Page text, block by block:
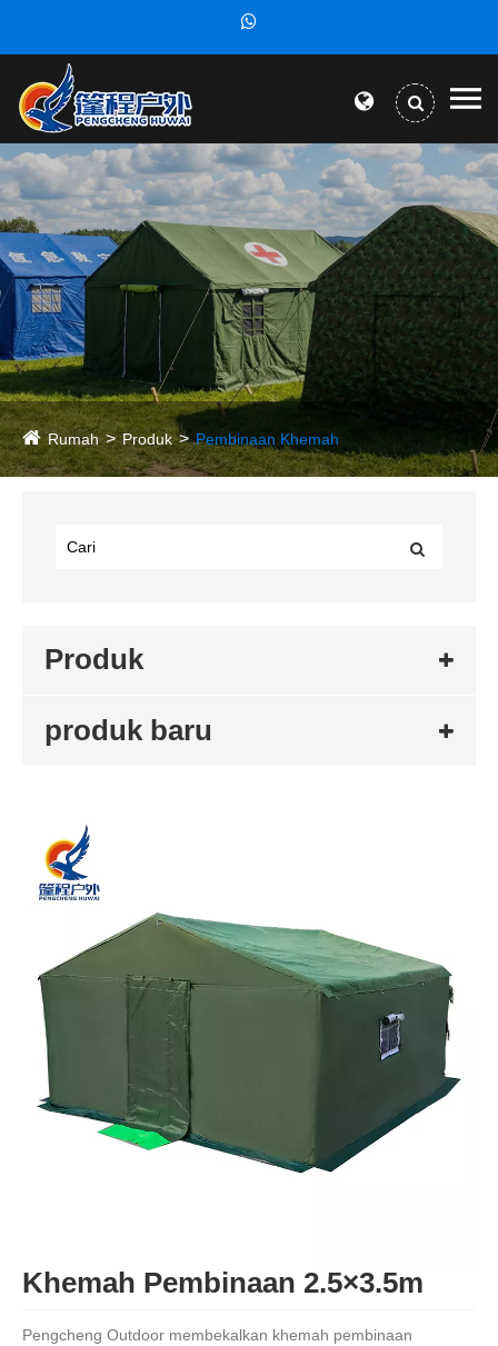
Rumah Produk Pembinaan Khemah
Produk
produk baru
Khemah Pembinaan 2.5×3.5m
Pengcheng Outdoor membekalkan khemah pembinaan